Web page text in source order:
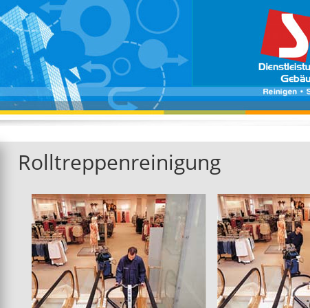
Rolltreppenreinigung